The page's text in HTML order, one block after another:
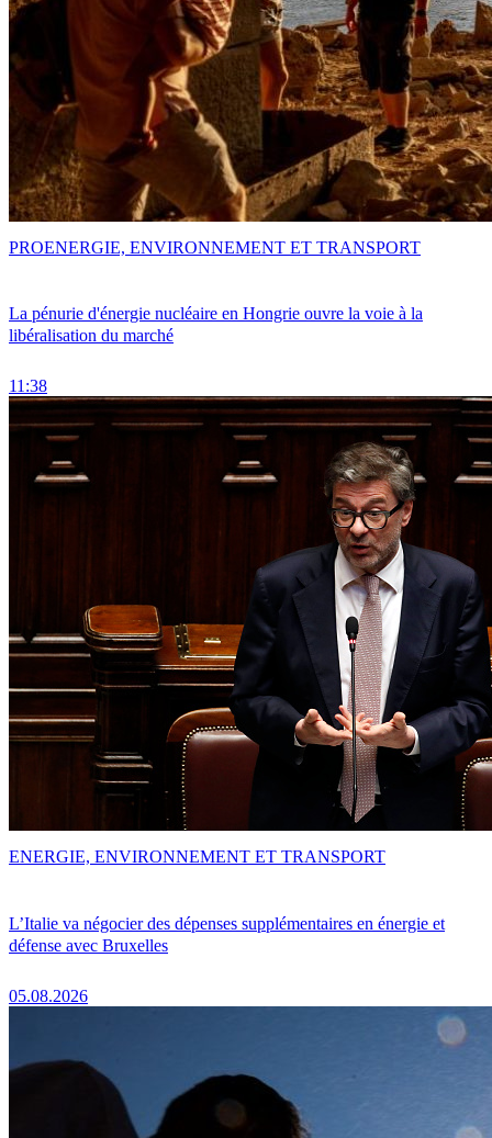
La pénurie d'énergie nucléaire en Hongrie ouvre la voie à la
libéralisation du marché
11:38
PROENERGIE, ENVIRONNEMENT ET TRANSPORT
L’Italie va négocier des dépenses supplémentaires en énergie et
défense avec Bruxelles
05.08.2026
ENERGIE, ENVIRONNEMENT ET TRANSPORT